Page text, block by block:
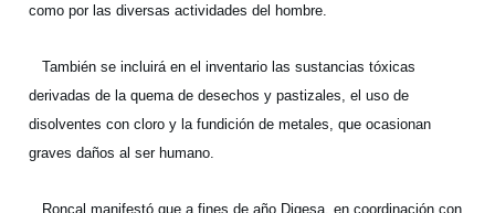
como por las diversas actividades del hombre.
También se incluirá en el inventario las sustancias tóxicas
derivadas de la quema de desechos y pastizales, el uso de
disolventes con cloro y la fundición de metales, que ocasionan
graves daños al ser humano.
Roncal manifestó que a fines de año Digesa, en coordinación con